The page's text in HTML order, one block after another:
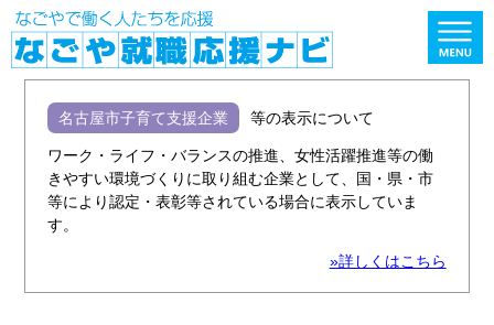
名古屋市子育て支援企業 等の表示について
ワーク・ライフ・バランスの推進、女性活躍推進等の働
きやすい環境づくりに取り組む企業として、国・県・市
等により認定・表彰等されている場合に表示していま
す。
»詳しくはこちら